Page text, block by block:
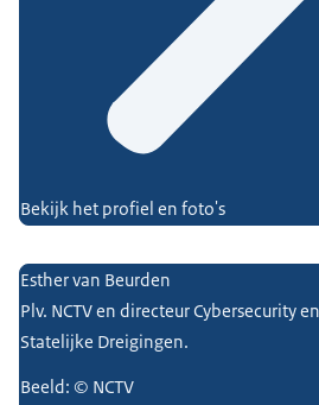
Bekijk het profiel en foto's
Esther van Beurden
Plv. NCTV en directeur Cybersecurity
Statelijke Dreigingen.
Beeld: © NCTV